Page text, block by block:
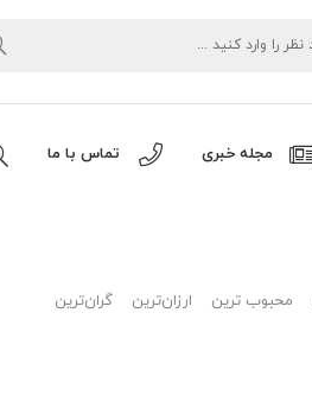
مجله خبری تماس با ما
محبوب ترین ارزان‌ترین گران‌ترین